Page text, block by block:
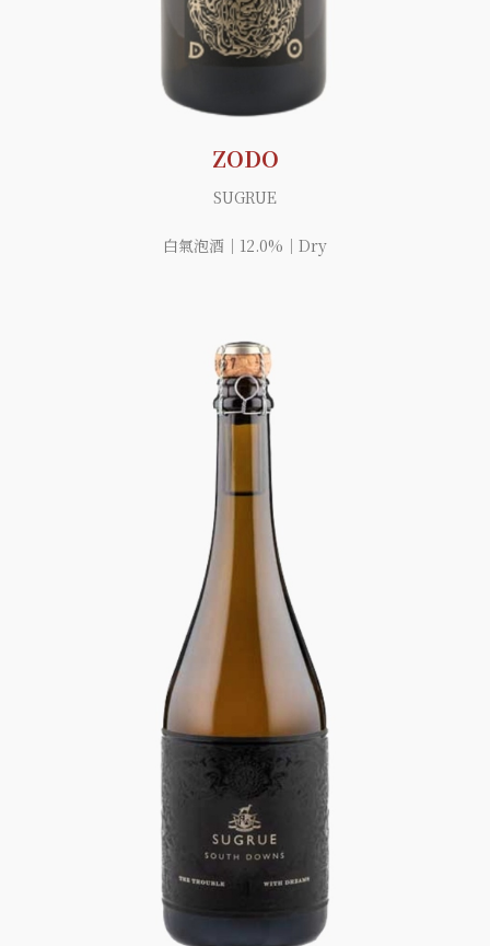
ZODO
SUGRUE
白氣泡酒｜12.0%｜Dry